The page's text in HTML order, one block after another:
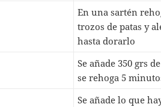
En una sartén
trozos de patas y
hasta dorarlo
Se añade 350 grs
se rehoga 5
Se añade lo que